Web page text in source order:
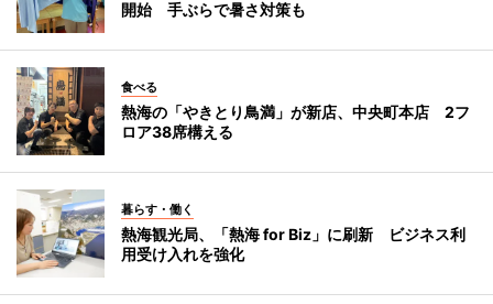
開始 手ぶらで暑さ対策も
食べる
熱海の「やきとり鳥満」が新店、中央町本店 2フ
ロア38席構える
暮らす・働く
熱海観光局、「熱海 for Biz」に刷新 ビジネス利
用受け入れを強化